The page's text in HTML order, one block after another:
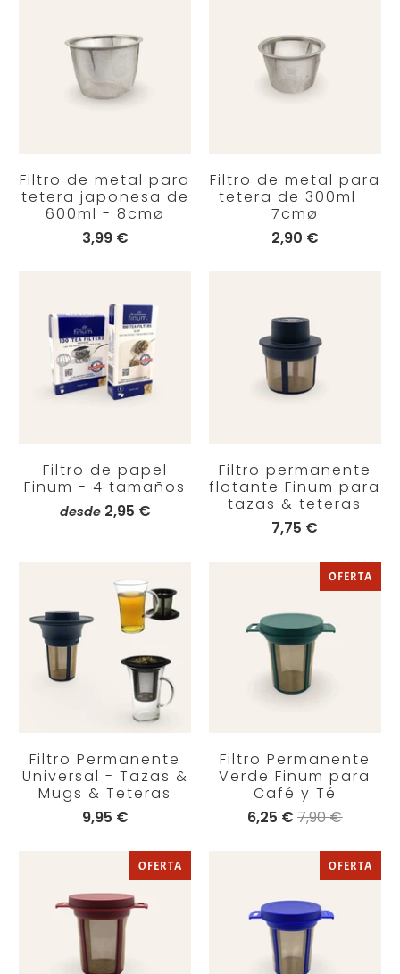
Filtro de metal para
tetera japonesa de
600ml - 8cmø
3,99 €
Filtro de metal para
tetera de 300ml -
7cmø
2,90 €
Filtro de papel
Finum - 4 tamaños
desde 2,95 €
Filtro permanente
flotante Finum para
tazas & teteras
7,75 €
Filtro Permanente
Universal - Tazas &
Mugs & Teteras
9,95 €
OFERTA
Filtro Permanente
Verde Finum para
Café y Té
6,25 €7,90 €
OFERTA OFERTA